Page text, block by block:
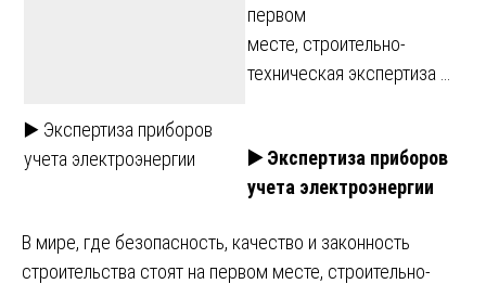
▶️ Экспертиза приборов
учета электроэнергии
первом
месте, строительно-
техническая экспертиза …
▶️ Экспертиза приборов
учета электроэнергии
В мире, где безопасность, качество и законность
строительства стоят на первом месте, строительно-